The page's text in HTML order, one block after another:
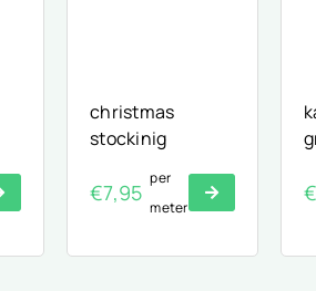
christmas
stockinig
€7,95
per
meter